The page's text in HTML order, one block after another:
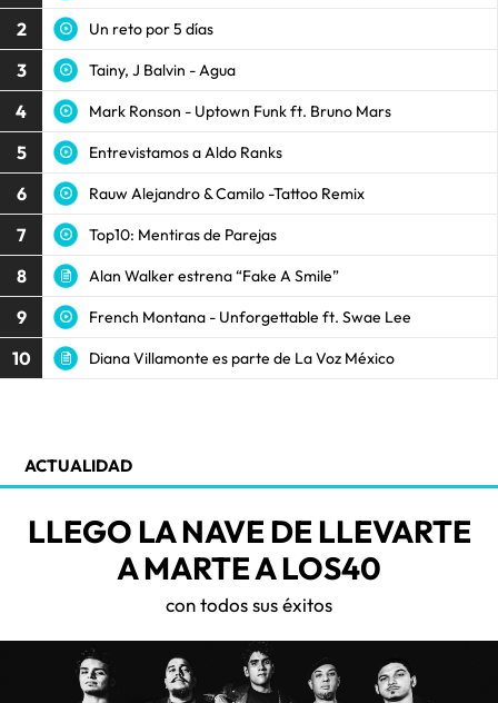
2 Un reto por 5 días
3 Tainy, J Balvin - Agua
4 Mark Ronson - Uptown Funk ft. Bruno Mars
5 Entrevistamos a Aldo Ranks
6 Rauw Alejandro & Camilo -Tattoo Remix
7 Top10: Mentiras de Parejas
8 Alan Walker estrena “Fake A Smile”
9 French Montana - Unforgettable ft. Swae Lee
10 Diana Villamonte es parte de La Voz México
ACTUALIDAD
LLEGO LA NAVE DE LLEVARTE
A MARTE A LOS40
con todos sus éxitos